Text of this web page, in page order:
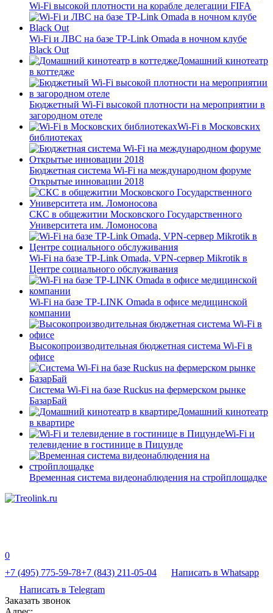
Wi-Fi высокой плотности на корабле делегации FIFA
Wi-Fi и ЛВС на базе TP-Link Omada в ночном клубе
Black Out
Домашний кинотеатр
в коттедже
Бюджетный Wi-Fi высокой плотности на мероприятии в
загородном отеле
Wi-Fi в Московских
библиотеках
Бюджетная система Wi-Fi на международном форуме
Открытые инновации 2018
СКС в общежитии Московского Государственного
Университета им. Ломоносова
Wi-Fi на базе TP-Link Omada, VPN-сервер Mikrotik в
Центре социального обслуживания
Wi-Fi на базе TP-LINK Omada в офисе медицинской
компании
Высокопроизводительная бюджетная система Wi-Fi в
офисе
Система Wi-Fi на базе Ruckus на фермерском рынке
БазарБай
Домашний кинотеатр
в квартире
Wi-Fi и
телевидение в гостинице в Пицунде
Временная система видеонаблюдения на стройплощадке
0
+7 (495) 775-59-78+7 (843) 211-05-04
Написать в Whatsapp
Написать в Telegram
Заказать звонок